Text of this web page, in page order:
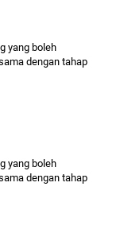
yang boleh
dengan tahap
yang boleh
dengan tahap